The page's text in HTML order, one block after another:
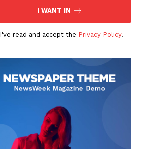
I WANT IN
I've read and accept the Privacy Policy.